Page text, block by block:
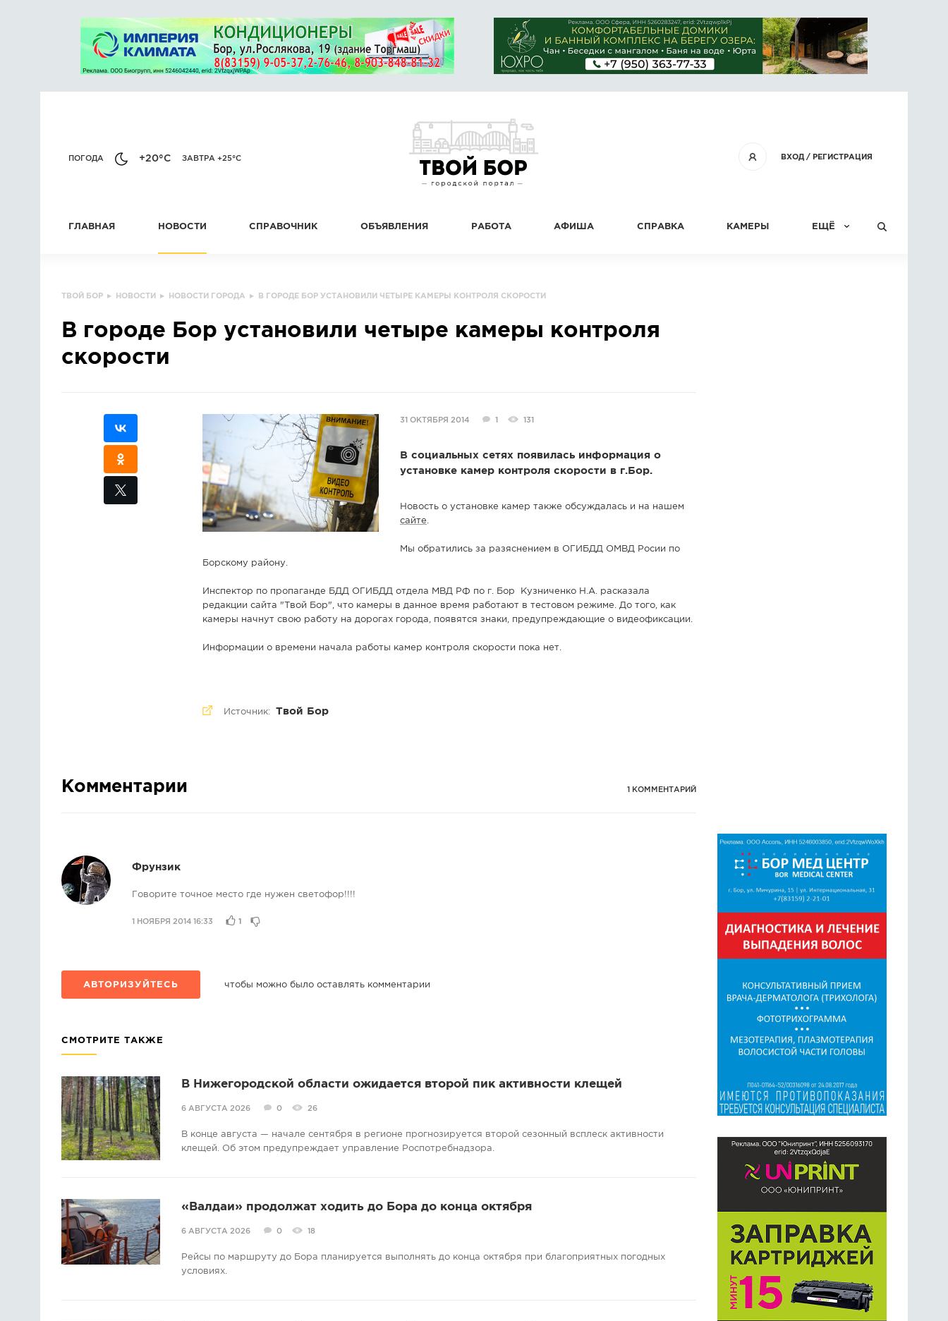
ВХОД/ РЕГИСТРАЦИЯ
ПОГОДА +20°C ЗАВТРА +25°C
ГЛАВНАЯ НОВОСТИ СПРАВОЧНИК ОБЪЯВЛЕНИЯ РАБОТА АФИША СПРАВКА КАМЕРЫ ЕЩЁ
ТВОЙ БОР ▸ НОВОСТИ ▸ НОВОСТИ ГОРОДА ▸ В ГОРОДЕ БОР УСТАНОВИЛИ ЧЕТЫРЕ КАМЕРЫ КОНТРОЛЯ СКОРОСТИ
В городе Бор установили четыре камеры контроля
скорости
31 ОКТЯБРЯ 2014 1 131
В социальных сетях появилась информация о
установке камер контроля скорости в г.Бор.
Новость о установке камер также обсуждалась и на нашем
сайте
Мы обратились за разяснением в ОГИБДД ОМВД Росии по
Борскому району.
Инспектор по пропаганде БДД ОГИБДД отдела МВД РФ по г. Бор Кузниченко Н.А. расказала
редакции сайта "Твой Бор", что камеры в данное время работают в тестовом режиме. До того, как
камеры начнут свою работу на дорогах города, появятся знаки , предупреждающие о видеофиксации.
Информации о времени начала работы камер контроля скорости пока нет.
Источник: Твой Бор
Комментарии 1 КОММЕНТАРИЙ
Фрунзик
Говорите точное место где нужен светофор!!!!
1 НОЯБРЯ 2014 16:33 1
АВТОРИЗУЙТЕСЬ чтобы можно было оставлять комментарии
СМОТРИТЕ ТАКЖЕ
В Нижегородской области ожидается второй пик активности клещей
6 АВГУСТА 2026 0 26
В конце августа — начале сентября в регионе прогнозируется второй сезонный всплеск активности
клещей. Об этом предупреждает управление Роспотребнадзора.
«Валдаи» продолжат ходить до Бора до конца октября
6 АВГУСТА 2026 0 18
Рейсы по маршруту до Бора планируется выполнять до конца октября при благоприятных погодных
условиях.